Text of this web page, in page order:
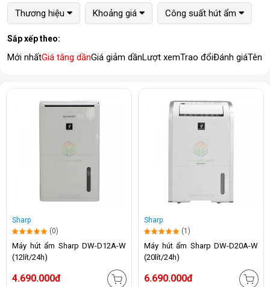
Thương hiệu Khoảng giá Công suất hút ẩm
Sắp xếp theo:
Mới nhấtGiá tăng dầnGiá giảm dầnLượt xemTrao đổiĐánh giáTên
Sharp
(0)
Máy hút ẩm Sharp DW-D12A-W
(12lít/24h)
4.690.000đ
Sharp
(1)
Máy hút ẩm Sharp DW-D20A-W
(20lít/24h)
6.690.000đ